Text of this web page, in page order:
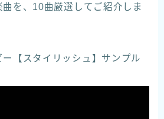
を、10曲厳選してご紹介しま
【スタイリッシュ】サンプル